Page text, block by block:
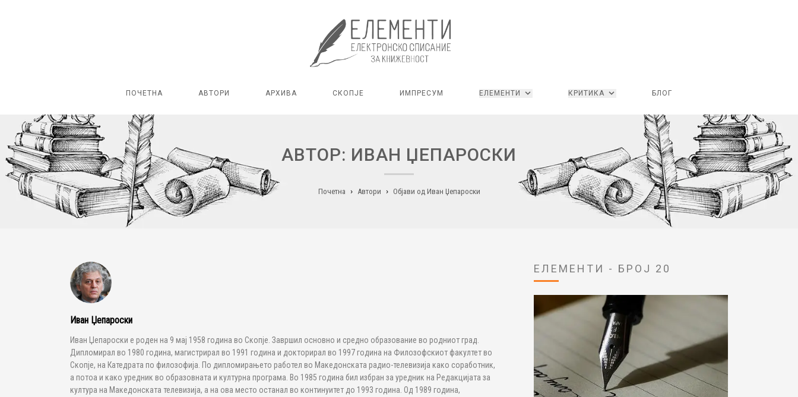
ПОЧЕТНА АВТОРИ АРХИВА СКОПЈЕ ИМПРЕСУМ ЕЛЕМЕНТИ КРИТИКА БЛОГ
АВТОР: ИВАН ЏЕПАРОСКИ
Почетна Автори Објави од Иван Џепароски
Иван Џепароски
Иван Џепароски е роден на 9 мај 1958 година во Скопје. Завршил основно и средно образование во родниот град.
Дипломирал во 1980 година, магистрирал во 1991 година и докторирал во 1997 година на Филозофскиот факултет во
Скопје, на Катедрата по филозофија. По дипломирањето работел во Македонската радио-телевизија како соработник,
а потоа и како уредник во образовната и културна програма. Во 1985 година бил избран за уредник на Редакцијата за
култура на Македонската телевизија, а на ова место останал во континуитет до 1993 година. Од 1989 година,
ЕЛЕМЕНТИ - БРОЈ 20